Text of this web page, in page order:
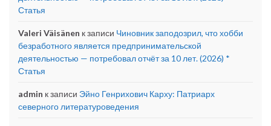
Статья
Valeri Väisänen к записи Чиновник заподозрил, что хобби
безработного является предпринимательской
деятельностью — потребовал отчёт за 10 лет. (2026) *
Статья
admin к записи Эйно Генрихович Карху: Патриарх
северного литературоведения